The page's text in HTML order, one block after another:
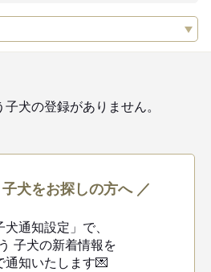
犬の登録がありません。
犬をお探しの方へ ／
犬通知設定」で、
子犬の新着情報を
通知いたします💌